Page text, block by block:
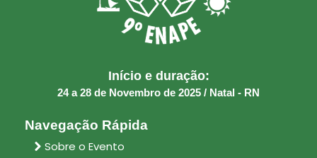
Início e duração:
24 a 28 de Novembro de 2025 / Natal - RN
Navegação Rápida
Sobre o Evento